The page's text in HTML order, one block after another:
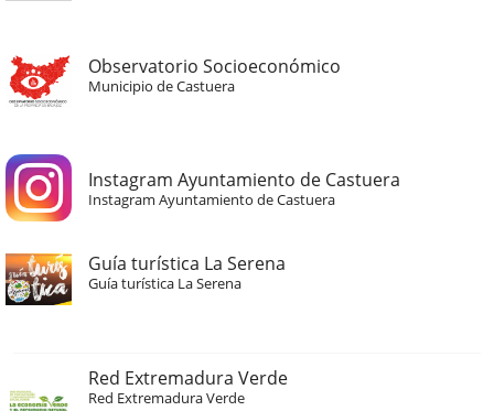
Observatorio Socioeconómico
Municipio de Castuera
Instagram Ayuntamiento de Castuera
Instagram Ayuntamiento de Castuera
Guía turística La Serena
Guía turística La Serena
Red Extremadura Verde
Red Extremadura Verde